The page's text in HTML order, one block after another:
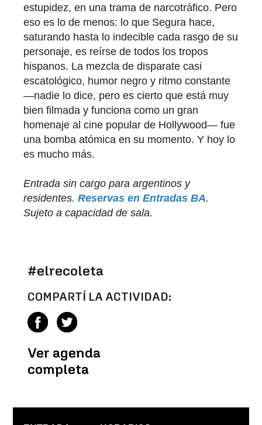
estupidez, en una trama de narcotráfico. Pero
eso es lo de menos: lo que Segura hace,
saturando hasta lo indecible cada rasgo de su
personaje, es reírse de todos los tropos
hispanos. La mezcla de disparate casi
escatológico, humor negro y ritmo constante
—nadie lo dice, pero es cierto que está muy
bien filmada y funciona como un gran
homenaje al cine popular de Hollywood— fue
una bomba atómica en su momento. Y hoy lo
es mucho más.
Entrada sin cargo para argentinos y
residentes.Reservas en Entradas BA.
Sujeto a capacidad de sala.
#elrecoleta
COMPARTÍ LA ACTIVIDAD:
Ver agenda
completa